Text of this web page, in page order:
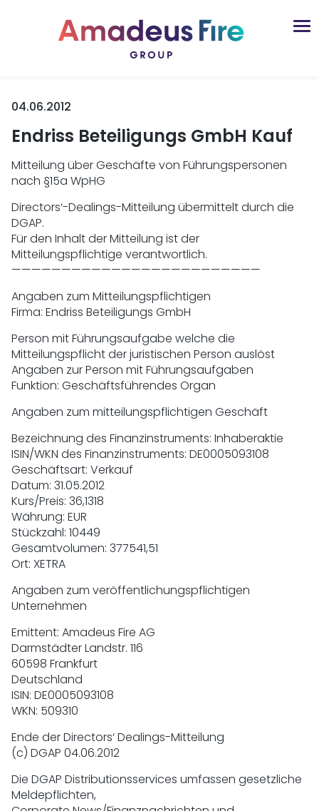
04.06.2012
Endriss Beteiligungs GmbH Kauf
Mitteilung über Geschäfte von Führungspersonen
nach §15a WpHG
Directors‘-Dealings-Mitteilung übermittelt durch die
DGAP.
Für den Inhalt der Mitteilung ist der
Mitteilungspflichtige verantwortlich.
—————————————————————————
Angaben zum Mitteilungspflichtigen
Firma: Endriss Beteiligungs GmbH
Person mit Führungsaufgabe welche die
Mitteilungspflicht der juristischen Person auslöst
Angaben zur Person mit Führungsaufgaben
Funktion: Geschäftsführendes Organ
Angaben zum mitteilungspflichtigen Geschäft
Bezeichnung des Finanzinstruments: Inhaberaktie
ISIN/WKN des Finanzinstruments: DE0005093108
Geschäftsart: Verkauf
Datum: 31.05.2012
Kurs/Preis: 36,1318
Währung: EUR
Stückzahl: 10449
Gesamtvolumen: 377541,51
Ort: XETRA
Angaben zum veröffentlichungspflichtigen
Unternehmen
Emittent: Amadeus Fire AG
Darmstädter Landstr. 116
60598 Frankfurt
Deutschland
ISIN: DE0005093108
WKN: 509310
Ende der Directors‘ Dealings-Mitteilung
(c) DGAP 04.06.2012
Die DGAP Distributionsservices umfassen gesetzliche
Meldepflichten,